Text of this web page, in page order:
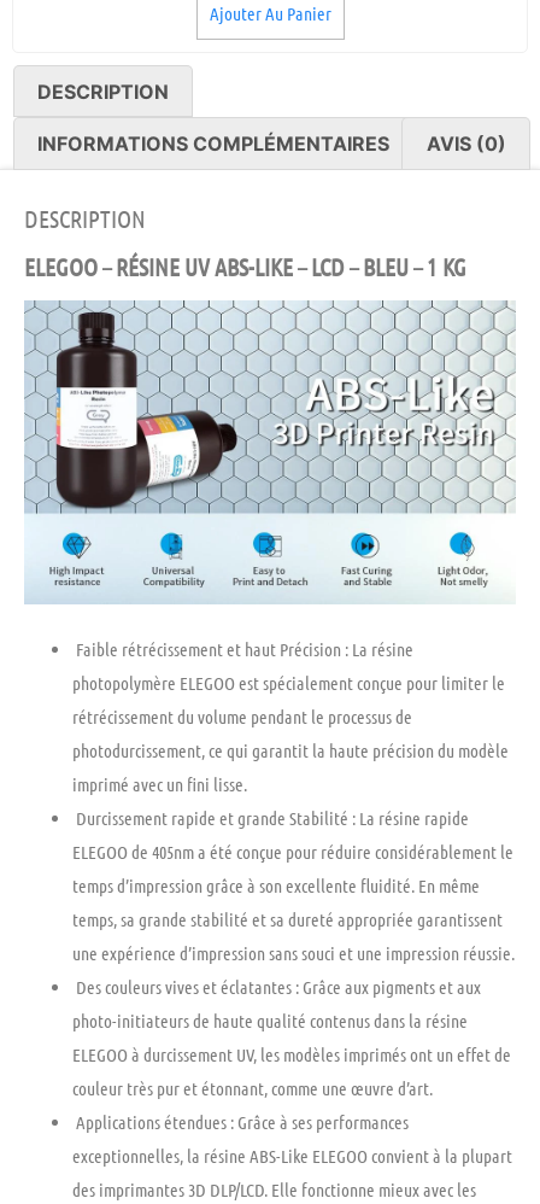
Ajouter Au Panier
DESCRIPTION
INFORMATIONS COMPLÉMENTAIRES AVIS (0)
DESCRIPTION
ELEGOO – RÉSINE UV ABS-LIKE – LCD – BLEU – 1 KG
Faible rétrécissement et haut Précision : La résine
photopolymère ELEGOO est spécialement conçue pour limiter le
rétrécissement du volume pendant le processus de
photodurcissement, ce qui garantit la haute précision du modèle
imprimé avec un fini lisse.
Durcissement rapide et grande Stabilité : La résine rapide
ELEGOO de 405nm a été conçue pour réduire considérablement le
temps d’impression grâce à son excellente fluidité. En même
temps, sa grande stabilité et sa dureté appropriée garantissent
une expérience d’impression sans souci et une impression réussie.
Des couleurs vives et éclatantes : Grâce aux pigments et aux
photo-initiateurs de haute qualité contenus dans la résine
ELEGOO à durcissement UV, les modèles imprimés ont un effet de
couleur très pur et étonnant, comme une œuvre d’art.
Applications étendues : Grâce à ses performances
exceptionnelles, la résine ABS-Like ELEGOO convient à la plupart
des imprimantes 3D DLP/LCD. Elle fonctionne mieux avec les